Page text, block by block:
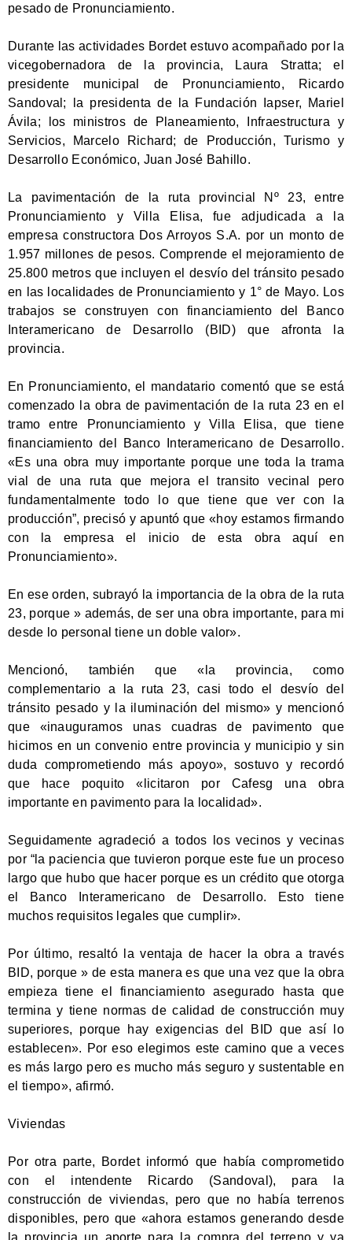
pesado de Pronunciamiento.
Durante las actividades Bordet estuvo acompañado por la
vicegobernadora de la provincia, Laura Stratta; el
presidente municipal de Pronunciamiento, Ricardo
Sandoval; la presidenta de la Fundación Iapser, Mariel
Ávila; los ministros de Planeamiento, Infraestructura y
Servicios, Marcelo Richard; de Producción, Turismo y
Desarrollo Económico, Juan José Bahillo.
La pavimentación de la ruta provincial Nº 23, entre
Pronunciamiento y Villa Elisa, fue adjudicada a la
empresa constructora Dos Arroyos S.A. por un monto de
1.957 millones de pesos. Comprende el mejoramiento de
25.800 metros que incluyen el desvío del tránsito pesado
en las localidades de Pronunciamiento y 1° de Mayo. Los
trabajos se construyen con financiamiento del Banco
Interamericano de Desarrollo (BID) que afronta la
provincia.
En Pronunciamiento, el mandatario comentó que se está
comenzado la obra de pavimentación de la ruta 23 en el
tramo entre Pronunciamiento y Villa Elisa, que tiene
financiamiento del Banco Interamericano de Desarrollo.
«Es una obra muy importante porque une toda la trama
vial de una ruta que mejora el transito vecinal pero
fundamentalmente todo lo que tiene que ver con la
producción”, precisó y apuntó que «hoy estamos firmando
con la empresa el inicio de esta obra aquí en
Pronunciamiento».
En ese orden, subrayó la importancia de la obra de la ruta
23, porque » además, de ser una obra importante, para mi
desde lo personal tiene un doble valor».
Mencionó, también que «la provincia, como
complementario a la ruta 23, casi todo el desvío del
tránsito pesado y la iluminación del mismo» y mencionó
que «inauguramos unas cuadras de pavimento que
hicimos en un convenio entre provincia y municipio y sin
duda comprometiendo más apoyo», sostuvo y recordó
que hace poquito «licitaron por Cafesg una obra
importante en pavimento para la localidad».
Seguidamente agradeció a todos los vecinos y vecinas
por “la paciencia que tuvieron porque este fue un proceso
largo que hubo que hacer porque es un crédito que otorga
el Banco Interamericano de Desarrollo. Esto tiene
muchos requisitos legales que cumplir».
Por último, resaltó la ventaja de hacer la obra a través
BID, porque » de esta manera es que una vez que la obra
empieza tiene el financiamiento asegurado hasta que
termina y tiene normas de calidad de construcción muy
superiores, porque hay exigencias del BID que así lo
establecen». Por eso elegimos este camino que a veces
es más largo pero es mucho más seguro y sustentable en
el tiempo», afirmó.
Viviendas
Por otra parte, Bordet informó que había comprometido
con el intendente Ricardo (Sandoval), para la
construcción de viviendas, pero que no había terrenos
disponibles, pero que «ahora estamos generando desde
la provincia un aporte para la compra del terreno y ya